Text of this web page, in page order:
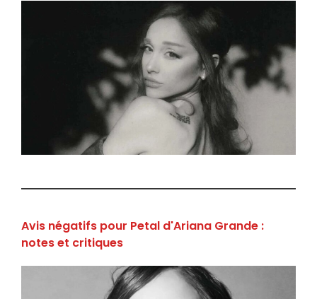
Avis négatifs pour Petal d'Ariana Grande :
notes et critiques